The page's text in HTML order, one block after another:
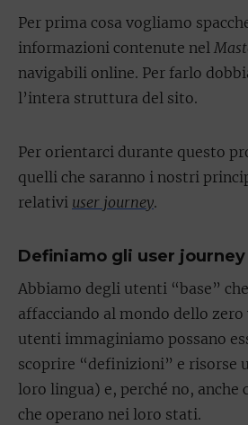
Per prima cosa vogliamo
informazioni contenute nel
navigabili online. Per farlo
l’intera struttura del sito.
Per orientarci durante questo
quelli che saranno i nostri
relativi user journey.
Definiamo gli user journey
Abbiamo degli utenti “base”
affacciando al mondo dello zero
utenti immaginiamo possano
scoprire “definizioni” e risorse
loro lingua) e, perché no,
che operano nei loro stati.